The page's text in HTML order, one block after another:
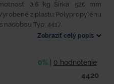
0,6 kg Šírka: 520 mm
z plastu Polypropylénu
nádobou Typ: 4417.
Zobraziť celý popis
0% 0 hodnotenie
4420